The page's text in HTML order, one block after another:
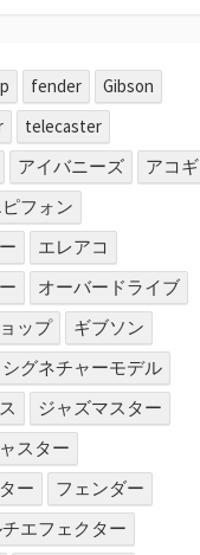
fender
Gibson
telecaster
アイバニーズ
アコギ
フォン
エレアコ
オーバードライブ
ップ
ギブソン
シグネチャーモデル
ジャズマスター
スター
ー
フェンダー
エフェクター